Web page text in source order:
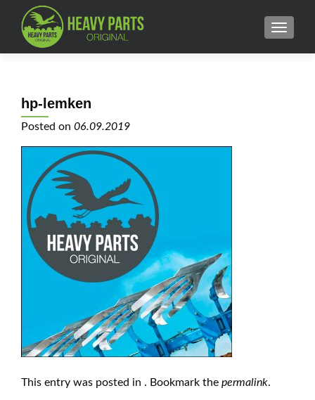
MENU
hp-lemken
Posted on 06.09.2019
This entry was posted in . Bookmark the permalink.